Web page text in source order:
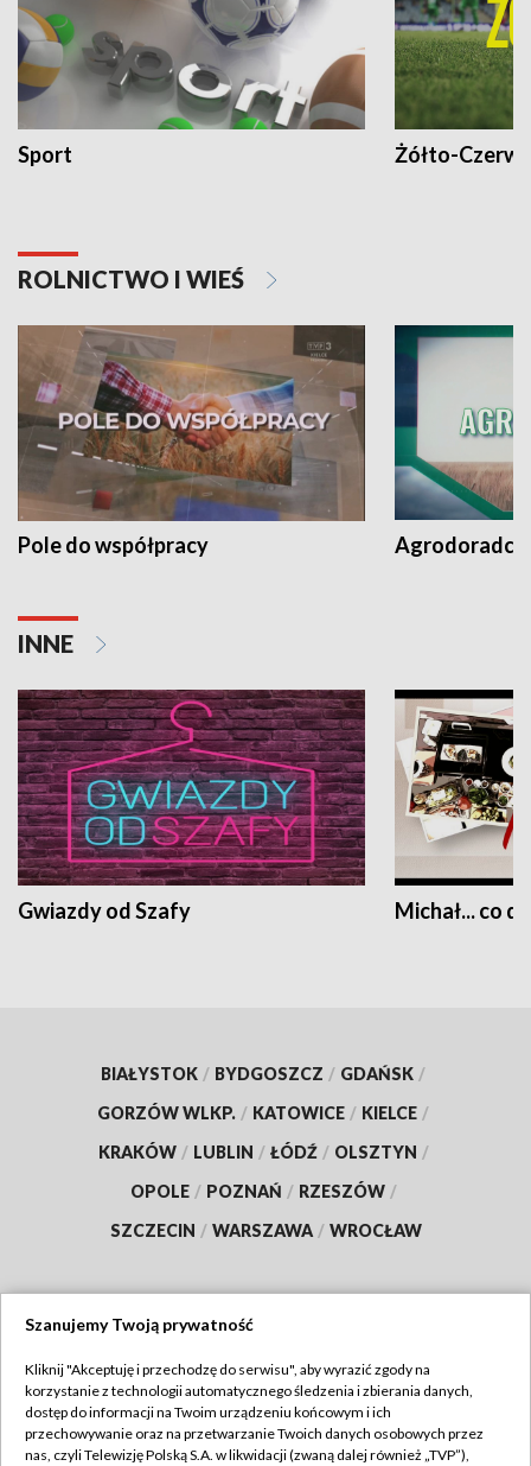
Sport Żółto-
ROLNICTWO I WIEŚ
Pole do współpracy Agrodoradcy
INNE
Gwiazdy od Szafy Michał... co
BIAŁYSTOK / BYDGOSZCZ / GDAŃSK /
GORZÓW WLKP. / KATOWICE / KIELCE /
KRAKÓW / LUBLIN / ŁÓDŹ / OLSZTYN /
OPOLE / POZNAŃ / RZESZÓW /
SZCZECIN / WARSZAWA / WROCŁAW
TVP
Abonament TVP
Regulamin TVP
Szanujemy Twoją prywatność
Kliknij "Akceptuję i przechodzę do serwisu", aby wyrazić zgody na
korzystanie z technologii automatycznego śledzenia i zbierania danych,
dostęp do informacji na Twoim urządzeniu końcowym i ich
przechowywanie oraz na przetwarzanie Twoich danych osobowych przez
nas, czyli Telewizję Polską S.A. w likwidacji (zwaną dalej również „TVP”),